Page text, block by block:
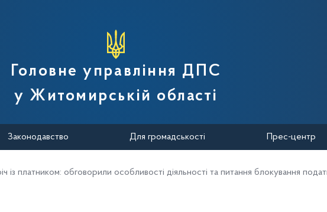
податкової служби України
Головне управління ДПС
у Житомирській області
Законодавство Для громадськості Прес-центр
із платником: обговорили особливості діяльності та питання блокування